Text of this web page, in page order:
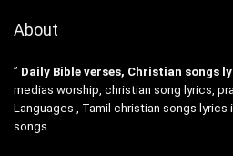
About
” Daily Bible verses, Christian songs
medias worship, christian song lyrics,
Languages , Tamil christian songs lyrics
songs .